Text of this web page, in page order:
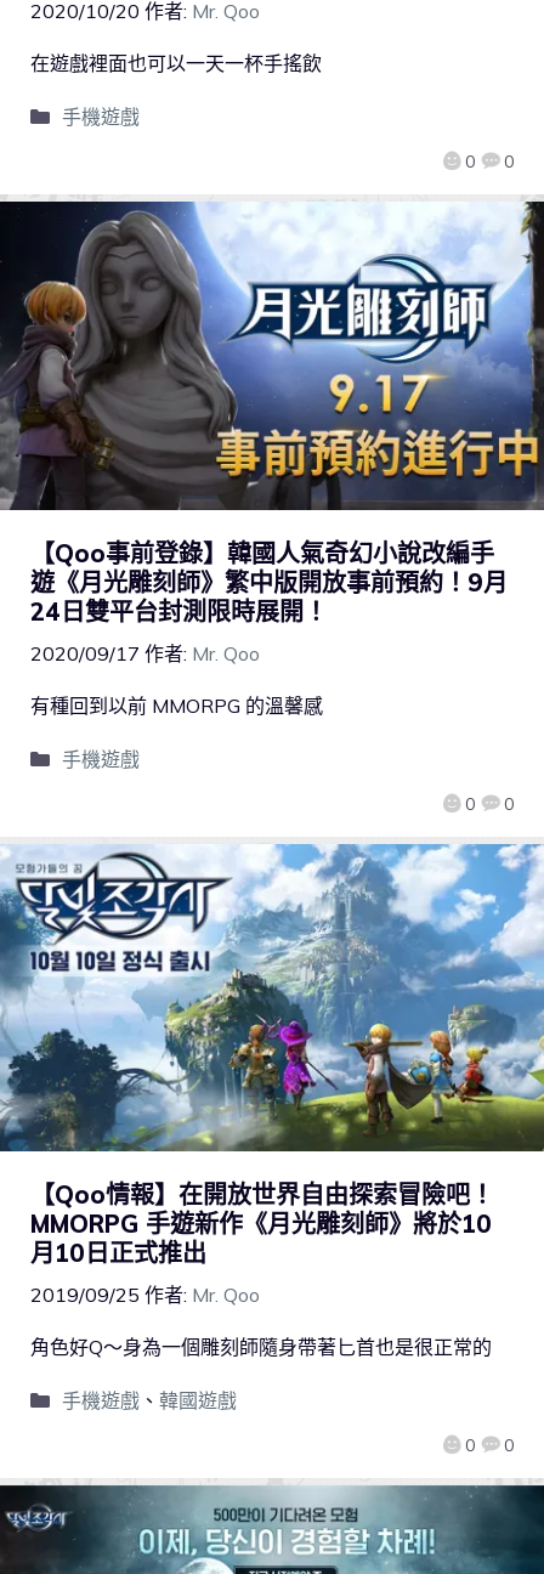
2020/10/20 作者: Mr. Qoo
0 0
在遊戲裡面也可以一天一杯手搖飲
手機遊戲
【Qoo事前登錄】韓國人氣奇幻小說改編手
遊《月光雕刻師》繁中版開放事前預約！9月
24日雙平台封測限時展開！
2020/09/17 作者: Mr. Qoo
0 0
有種回到以前 MMORPG 的溫馨感
手機遊戲
【Qoo情報】在開放世界自由探索冒險吧！
MMORPG 手遊新作《月光雕刻師》將於10
月10日正式推出
2019/09/25 作者: Mr. Qoo
0 0
角色好Q～身為一個雕刻師隨身帶著匕首也是很正常的
手機遊戲、 韓國遊戲